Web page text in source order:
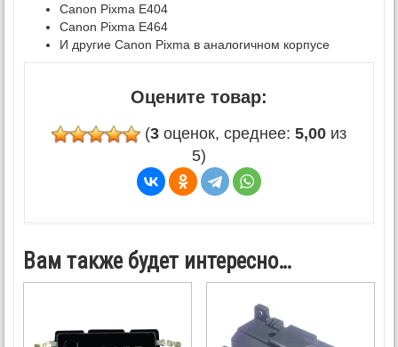
Canon Pixma E404
Canon Pixma E464
И другие Canon Pixma в аналогичном корпусе
Оцените товар:
(3 оценок, среднее: 5,00 из
5)
Вам также будет интересно…